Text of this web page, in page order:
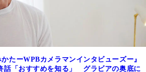
かたーWPBカメラマンインタビューズー』
「おすすめを知る」 グラビアの奥底に